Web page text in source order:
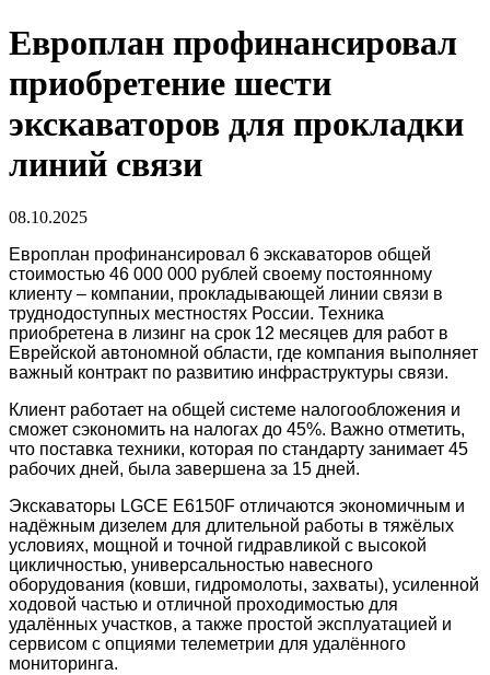
Европлан профинансировал
приобретение шести
экскаваторов для прокладки
линий связи
08.10.2025
Европлан профинансировал 6 экскаваторов общей
стоимостью 46 000 000 рублей своему постоянному
клиенту – компании, прокладывающей линии связи в
труднодоступных местностях России. Техника
приобретена в лизинг на срок 12 месяцев для работ в
Еврейской автономной области, где компания выполняет
важный контракт по развитию инфраструктуры связи.
Клиент работает на общей системе налогообложения и
сможет сэкономить на налогах до 45%. Важно отметить,
что поставка техники, которая по стандарту занимает 45
рабочих дней, была завершена за 15 дней.
Экскаваторы LGCE E6150F отличаются экономичным и
надёжным дизелем для длительной работы в тяжёлых
условиях, мощной и точной гидравликой с высокой
цикличностью, универсальностью навесного
оборудования (ковши, гидромолоты, захваты), усиленной
ходовой частью и отличной проходимостью для
удалённых участков, а также простой эксплуатацией и
сервисом с опциями телеметрии для удалённого
мониторинга.